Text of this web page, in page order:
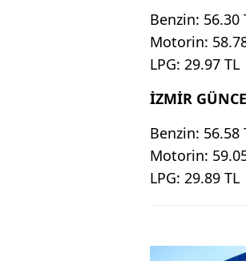
Benzin: 56.30
Motorin:
LPG: 29.97 TL
İZMİR
Benzin: 56.58
Motorin:
LPG: 29.89 TL